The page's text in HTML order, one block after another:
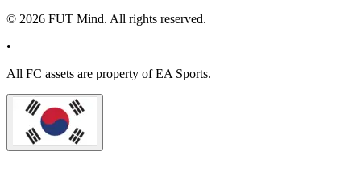
© 2026 FUT Mind. All rights reserved.
•
All FC assets are property of EA Sports.